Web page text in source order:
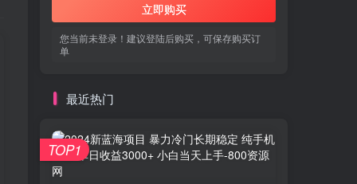
立即购买
您当前未登录！建议登陆后购买，可保存购买订
单
最近热门
TOP1